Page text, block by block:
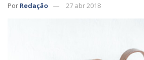
Por Redação 27 abr 2018